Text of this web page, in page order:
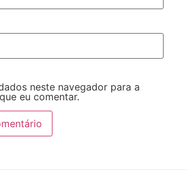
neste navegador para a
eu comentar.